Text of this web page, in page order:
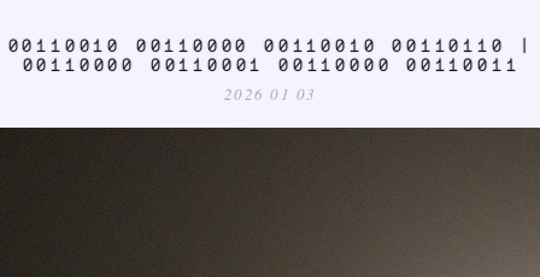
00110010 00110000 00110010 00110110 |
00110000 00110001 00110000 00110011
2026 01 03